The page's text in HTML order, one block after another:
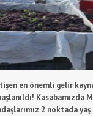
en önemli gelir
Kasabamızda
2 noktada yaş